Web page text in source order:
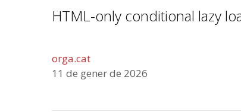
HTML-only conditional lazy
orga.cat
11 de gener de 2026